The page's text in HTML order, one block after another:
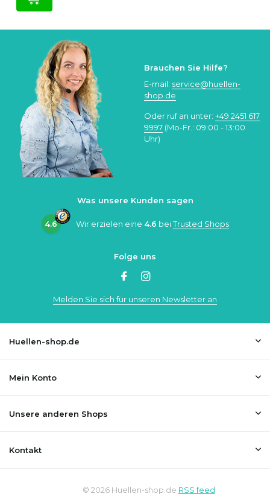
Brauchen Sie Hilfe?
E-mail: service@huellen-
shop.de
Oder ruf an unter: +49 2451 617
9997 (Mo-Fr.: 09:00 - 13:00
Uhr)
Was unsere Kunden sagen
4.6 Wir erzielen eine 4.6 beiTrusted Shops
Folge uns
Melden Sie sich für unseren Newsletter an
Huellen-shop.de
Mein Konto
Unsere anderen Shops
Kontakt
© 2026 Huellen-shop.de RSS feed